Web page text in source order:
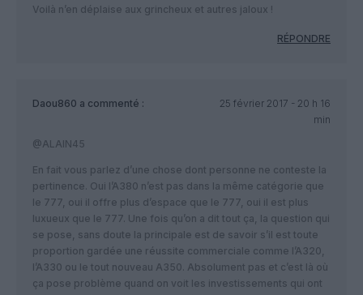
Voilà n’en déplaise aux grincheux et autres jaloux !
RÉPONDRE
Daou860 a commenté :
25 février 2017 - 20 h 16
min
@ALAIN45
En fait vous parlez d’une chose dont personne ne conteste la
pertinence. Oui l’A380 n’est pas dans la même catégorie que
le 777, oui il offre plus d’espace que le 777, oui il est plus
luxueux que le 777. Une fois qu’on a dit tout ça, la question qui
se pose, sans doute la principale est de savoir s’il est toute
proportion gardée une réussite commerciale comme l’A320,
l’A330 ou le tout nouveau A350. Absolument pas et c’est là où
ça pose problème quand on voit les investissements qui ont